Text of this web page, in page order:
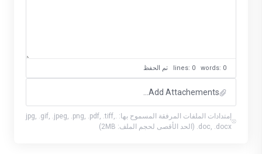
lines: 0 words: 0 تم الحفظ
Add Attachements...
إمتدادات الملفات المرفقة المسموح بها: .jpg, .gif, .jpeg, .png, .pdf, .tiff,
.doc, .docx (الحد الأقصى لحجم الملف: 2MB)